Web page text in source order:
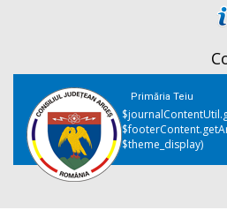
Primăria Teiu
$theme_display)